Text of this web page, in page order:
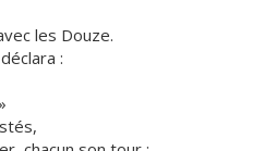
les Douze.
: